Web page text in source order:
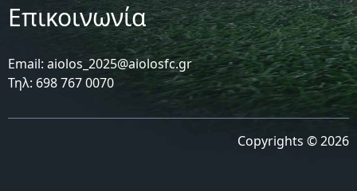
Επικοινωνία
Email: aiolos_2025@aiolosfc.gr
Τηλ: 698 767 0070
Copyrights © 2026